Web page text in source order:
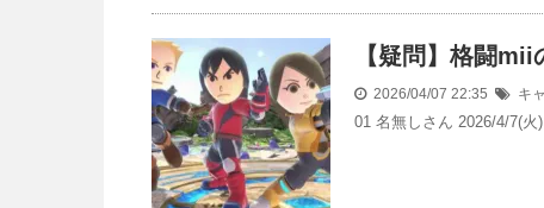
【疑問】格闘
2026/04/07 22:35 キ
01 名無しさん 2026/4/7(